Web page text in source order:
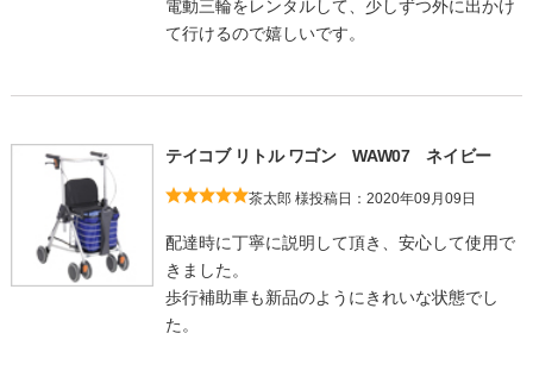
電動三輪をレンタルして、少しずつ外に出かけ
て行けるので嬉しいです。
テイコブ リトル ワゴン WAW07 ネイビー
茶太郎 様投稿日：2020年09月09日
配達時に丁寧に説明して頂き、安心して使用で
きました。
歩行補助車も新品のようにきれいな状態でし
た。